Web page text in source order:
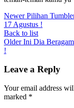
Newer Pilihan
17 Agustus !
Back to list
Older Ini Dia
!
Leave a Reply
Your email address
marked *